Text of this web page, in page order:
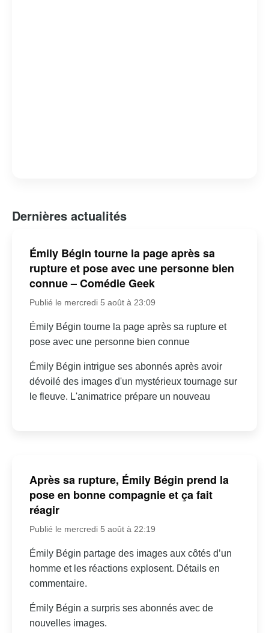
Dernières actualités
Émily Bégin tourne la page après sa
rupture et pose avec une personne bien
connue – Comédie Geek
Publié le mercredi 5 août à 23:09
Émily Bégin tourne la page après sa rupture et
pose avec une personne bien connue
Émily Bégin intrigue ses abonnés après avoir
dévoilé des images d'un mystérieux tournage sur
le fleuve. L'animatrice prépare un nouveau
Après sa rupture, Émily Bégin prend la
pose en bonne compagnie et ça fait
réagir
Publié le mercredi 5 août à 22:19
Émily Bégin partage des images aux côtés d’un
homme et les réactions explosent. Détails en
commentaire.
Émily Bégin a surpris ses abonnés avec de
nouvelles images.